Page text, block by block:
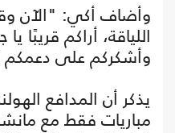
وأضاف أكي: "الآن
اللياقة، أراكم قريبًا
وأشكركم على
يذكر أن المدافع
مباريات فقط مع